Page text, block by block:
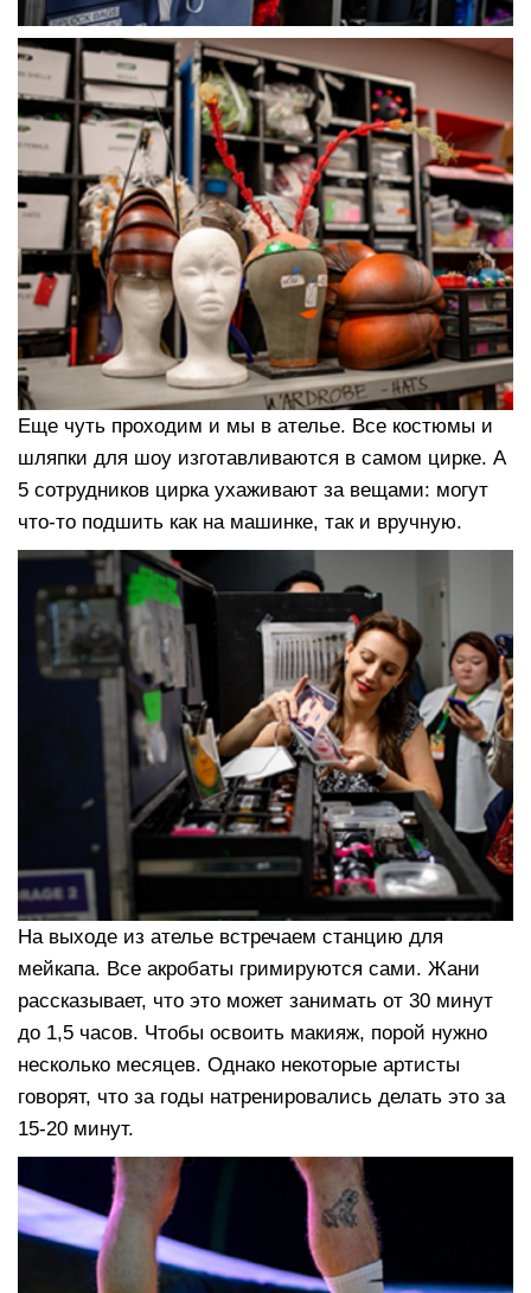
Еще чуть проходим и мы в ателье. Все костюмы и
шляпки для шоу изготавливаются в самом цирке. А
5 сотрудников цирка ухаживают за вещами: могут
что-то подшить как на машинке, так и вручную.
На выходе из ателье встречаем станцию для
мейкапа. Все акробаты гримируются сами. Жани
рассказывает, что это может занимать от 30 минут
до 1,5 часов. Чтобы освоить макияж, порой нужно
несколько месяцев. Однако некоторые артисты
говорят, что за годы натренировались делать это за
15-20 минут.